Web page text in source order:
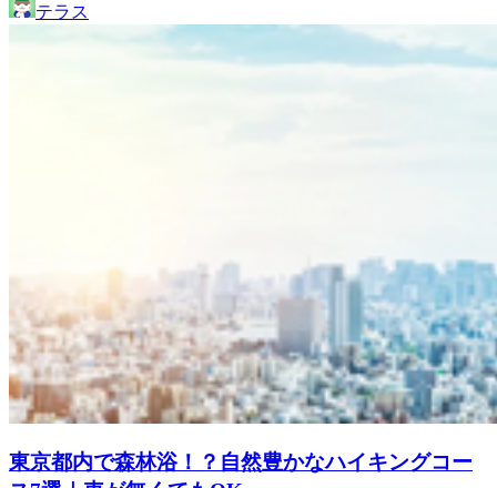
テラス
東京都内で森林浴！？自然豊かなハイキングコー